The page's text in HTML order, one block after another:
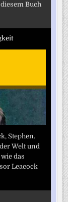
Buch
Stephen.
Welt und
das
Leacock